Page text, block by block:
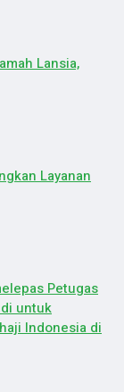
Lansia,
Layanan
Petugas
untuk
Indonesia di